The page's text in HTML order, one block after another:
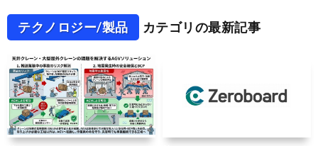
テクノロジー/製品 カテゴリの最新記事